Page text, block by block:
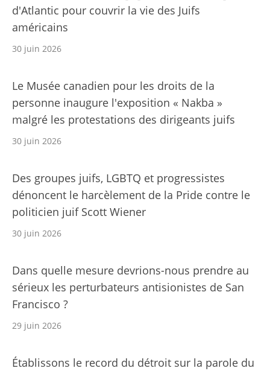
d'Atlantic pour couvrir la vie des Juifs
américains
30 juin 2026
Le Musée canadien pour les droits de la
personne inaugure l'exposition « Nakba »
malgré les protestations des dirigeants juifs
30 juin 2026
Des groupes juifs, LGBTQ et progressistes
dénoncent le harcèlement de la Pride contre le
politicien juif Scott Wiener
30 juin 2026
Dans quelle mesure devrions-nous prendre au
sérieux les perturbateurs antisionistes de San
Francisco ?
29 juin 2026
Établissons le record du détroit sur la parole du